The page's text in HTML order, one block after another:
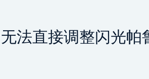
法直接调整闪光帕